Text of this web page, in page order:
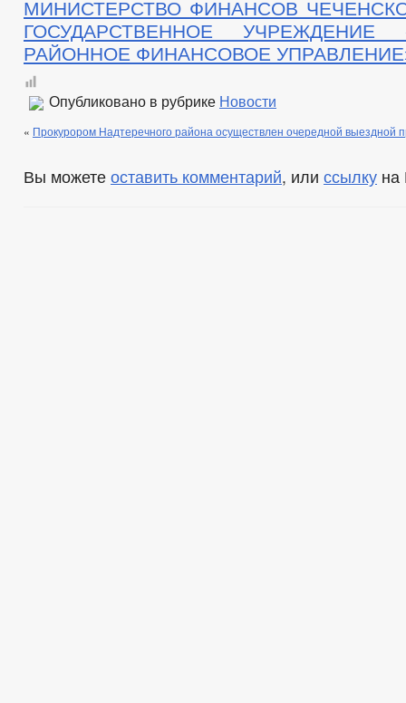
МИНИСТЕРСТВО ФИНАНСОВ
ГОСУДАРСТВЕННОЕ УЧРЕЖДЕНИЕ
РАЙОННОЕ ФИНАНСОВОЕ
Опубликовано в рубрике Новости
« Прокурором Надтеречного района осуществлен очередной выездной
Вы можете оставить комментарий, или ссылку на